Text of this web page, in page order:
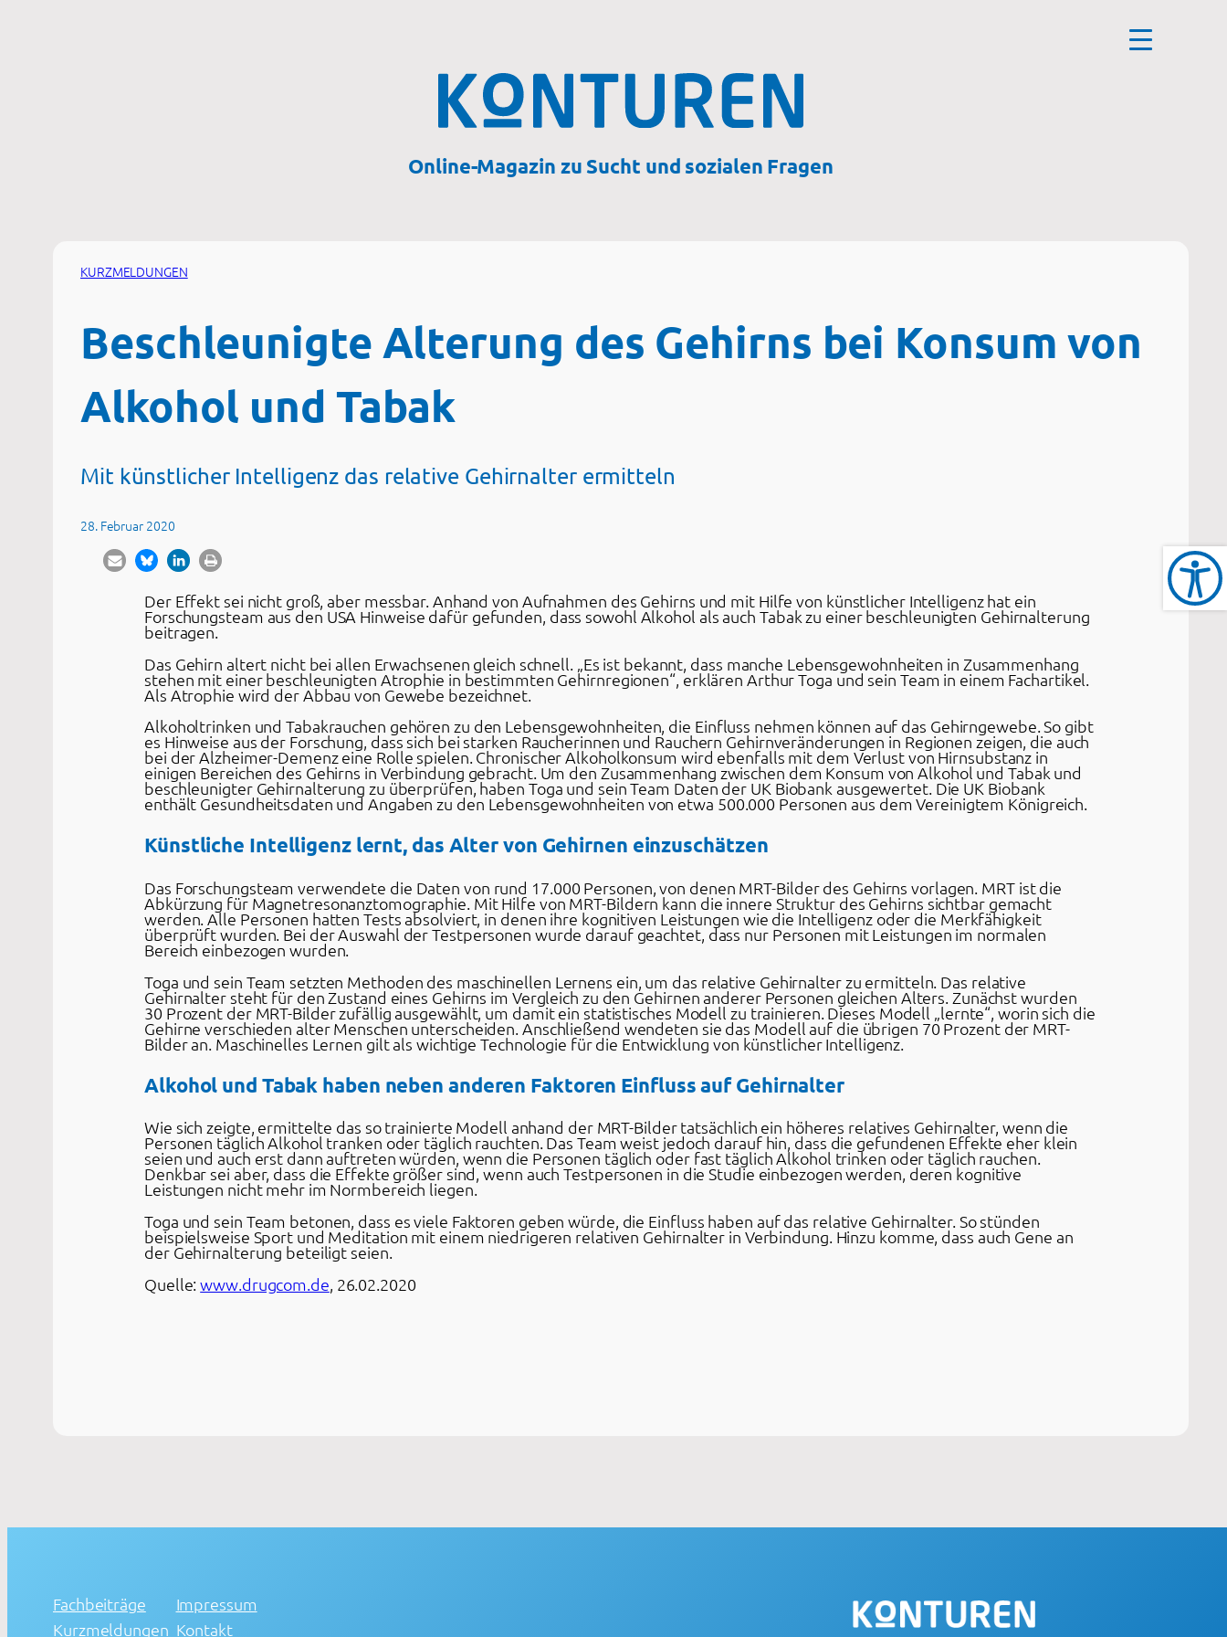
Online-Magazin zu Sucht und sozialen Fragen
KURZMELDUNGEN
Beschleunigte Alterung des Gehirns bei Konsum von
Alkohol und Tabak
Mit künstlicher Intelligenz das relative Gehirnalter ermitteln
28. Februar 2020
Der Effekt sei nicht groß, aber messbar. Anhand von Aufnahmen des Gehirns und mit Hilfe von künstlicher Intelligenz hat ein
Forschungsteam aus den USA Hinweise dafür gefunden, dass sowohl Alkohol als auch Tabak zu einer beschleunigten Gehirnalterung
beitragen.
Das Gehirn altert nicht bei allen Erwachsenen gleich schnell. „Es ist bekannt, dass manche Lebensgewohnheiten in Zusammenhang
stehen mit einer beschleunigten Atrophie in bestimmten Gehirnregionen“, erklären Arthur Toga und sein Team in einem Fachartikel.
Als Atrophie wird der Abbau von Gewebe bezeichnet.
Alkoholtrinken und Tabakrauchen gehören zu den Lebensgewohnheiten, die Einfluss nehmen können auf das Gehirngewebe. So gibt
es Hinweise aus der Forschung, dass sich bei starken Raucherinnen und Rauchern Gehirnveränderungen in Regionen zeigen, die auch
bei der Alzheimer-Demenz eine Rolle spielen. Chronischer Alkoholkonsum wird ebenfalls mit dem Verlust von Hirnsubstanz in
einigen Bereichen des Gehirns in Verbindung gebracht. Um den Zusammenhang zwischen dem Konsum von Alkohol und Tabak und
beschleunigter Gehirnalterung zu überprüfen, haben Toga und sein Team Daten der UK Biobank ausgewertet. Die UK Biobank
enthält Gesundheitsdaten und Angaben zu den Lebensgewohnheiten von etwa 500.000 Personen aus dem Vereinigtem Königreich.
Künstliche Intelligenz lernt, das Alter von Gehirnen einzuschätzen
Das Forschungsteam verwendete die Daten von rund 17.000 Personen, von denen MRT-Bilder des Gehirns vorlagen. MRT ist die
Abkürzung für Magnetresonanztomographie. Mit Hilfe von MRT-Bildern kann die innere Struktur des Gehirns sichtbar gemacht
werden. Alle Personen hatten Tests absolviert, in denen ihre kognitiven Leistungen wie die Intelligenz oder die Merkfähigkeit
überprüft wurden. Bei der Auswahl der Testpersonen wurde darauf geachtet, dass nur Personen mit Leistungen im normalen
Bereich einbezogen wurden.
Toga und sein Team setzten Methoden des maschinellen Lernens ein, um das relative Gehirnalter zu ermitteln. Das relative
Gehirnalter steht für den Zustand eines Gehirns im Vergleich zu den Gehirnen anderer Personen gleichen Alters. Zunächst wurden
30 Prozent der MRT-Bilder zufällig ausgewählt, um damit ein statistisches Modell zu trainieren. Dieses Modell „lernte“, worin sich die
Gehirne verschieden alter Menschen unterscheiden. Anschließend wendeten sie das Modell auf die übrigen 70 Prozent der MRT-
Bilder an. Maschinelles Lernen gilt als wichtige Technologie für die Entwicklung von künstlicher Intelligenz.
Alkohol und Tabak haben neben anderen Faktoren Einfluss auf Gehirnalter
Wie sich zeigte, ermittelte das so trainierte Modell anhand der MRT-Bilder tatsächlich ein höheres relatives Gehirnalter, wenn die
Personen täglich Alkohol tranken oder täglich rauchten. Das Team weist jedoch darauf hin, dass die gefundenen Effekte eher klein
seien und auch erst dann auftreten würden, wenn die Personen täglich oder fast täglich Alkohol trinken oder täglich rauchen.
Denkbar sei aber, dass die Effekte größer sind, wenn auch Testpersonen in die Studie einbezogen werden, deren kognitive
Leistungen nicht mehr im Normbereich liegen.
Toga und sein Team betonen, dass es viele Faktoren geben würde, die Einfluss haben auf das relative Gehirnalter. So stünden
beispielsweise Sport und Meditation mit einem niedrigeren relativen Gehirnalter in Verbindung. Hinzu komme, dass auch Gene an
der Gehirnalterung beteiligt seien.
Quelle:www.drugcom.de, 26.02.2020
Fachbeiträge
Kurzmeldungen
Impressum
Kontakt